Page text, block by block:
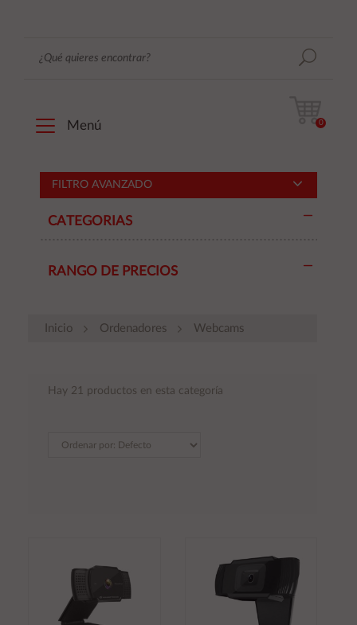
Menú 0
FILTRO AVANZADO
CATEGORIAS
RANGO DE PRECIOS
Inicio Ordenadores Webcams
Hay 21 productos en esta categoría